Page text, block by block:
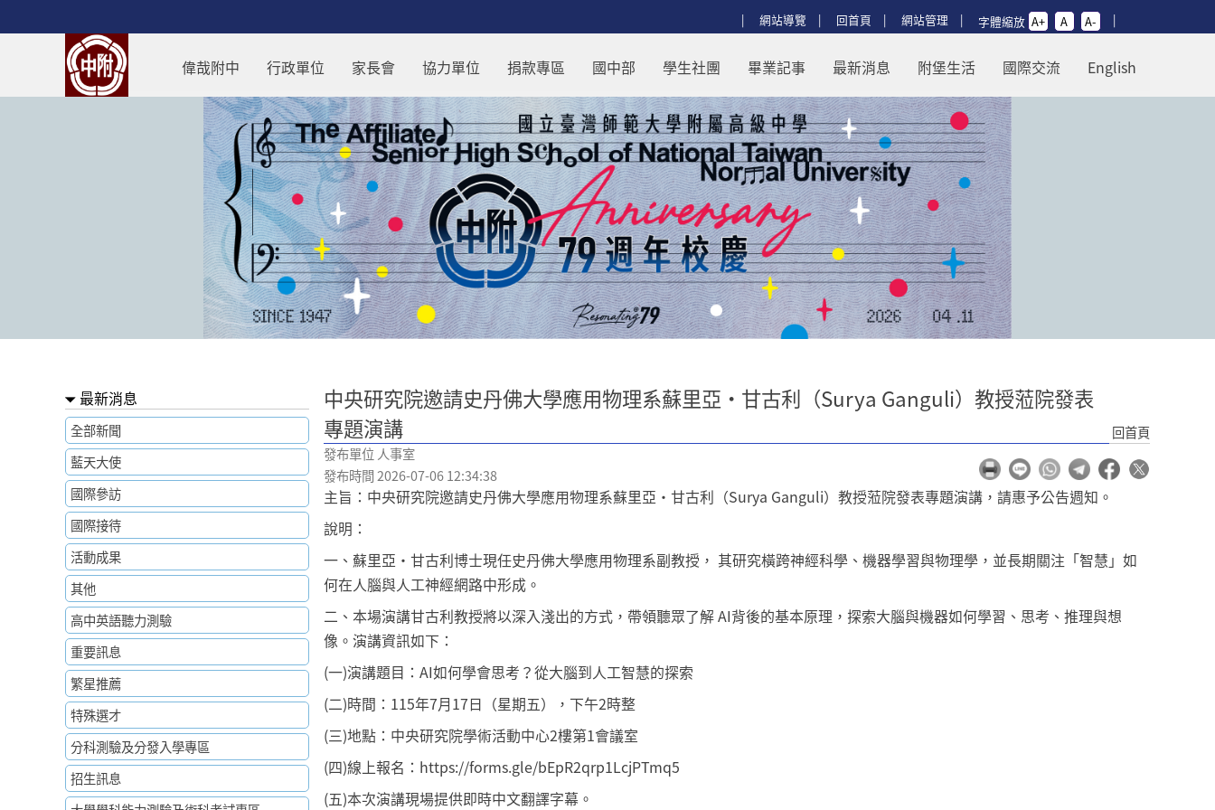
網站導覽
回首頁 網站管理 字體縮放 A+ A A-
中央研究院邀請史丹佛大學應用物理系蘇里亞・甘古利（Surya Ganguli）教授蒞院發表專題演講 - 回師大
偉哉附中 行政單位 家長會 協力單位 捐款專區 國中部 學生社團 畢業記事 最新消息 附堡生活 國際交流 English
:::
最新消息
全部新聞
藍天大使
國際參訪
國際接待
活動成果
其他
高中英語聽力測驗
重要訊息
繁星推薦
特殊選才
分科測驗及分發入學專區
招生訊息
中央研究院邀請史丹佛大學應用物理系蘇里亞・甘古利（Surya Ganguli）教授蒞院發表
專題演講
發布單位 人事室
發布時間 2026-07-06 12:34:38
回首頁
主旨：中央研究院邀請史丹佛大學應用物理系蘇里亞・甘古利（Surya Ganguli）教授蒞院發表專題演講，請惠予公告週知。
說明：
一、蘇里亞・甘古利博士現任史丹佛大學應用物理系副教授， 其研究橫跨神經科學、機器學習與物理學，並長期關注「智慧」如
何在人腦與人工神經網路中形成。
二、本場演講甘古利教授將以深入淺出的方式，帶領聽眾了解 AI背後的基本原理，探索大腦與機器如何學習、思考、推理與想
像。演講資訊如下：
(一)演講題目：AI如何學會思考？從大腦到人工智慧的探索
(二)時間：115年7月17日（星期五），下午2時整
(三)地點：中央研究院學術活動中心2樓第1會議室
(四)線上報名：https://forms.gle/bEpR2qrp1LcjPTmq5
(五)本次演講現場提供即時中文翻譯字幕。